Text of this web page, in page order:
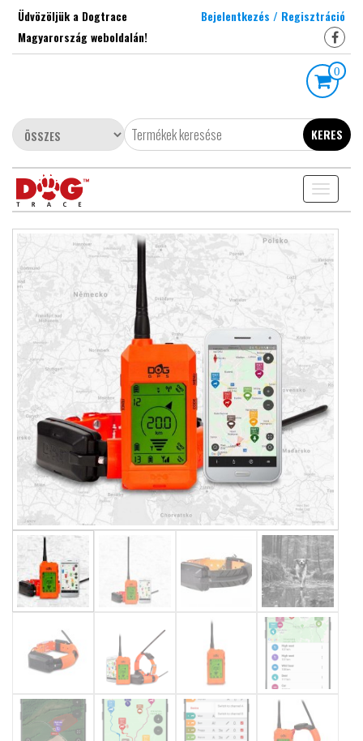
Üdvözöljük a Dogtrace
Magyarország weboldalán!
Bejelentkezés / Regisztráció
0
KERES
Toggle